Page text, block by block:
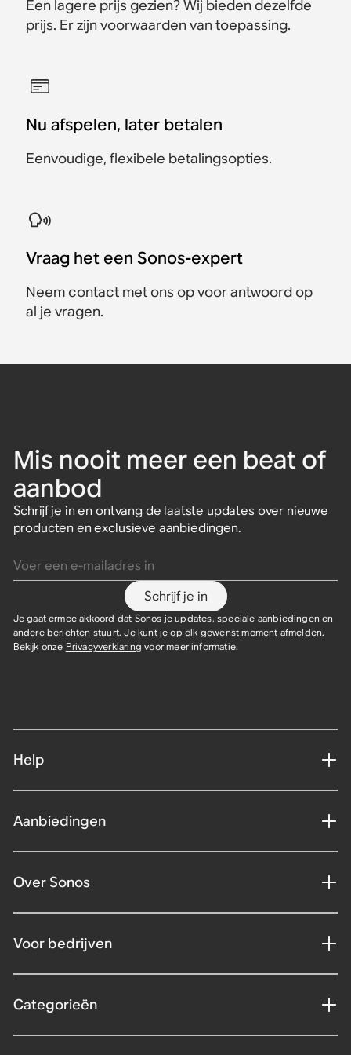
Een lagere prijs gezien? Wij bieden dezelfde
prijs. Er zijn voorwaarden van toepassing.
Nu afspelen, later betalen
Eenvoudige, flexibele betalingsopties.
Vraag het een Sonos-expert
Neem contact met ons opvoor antwoord op
al je vragen.
Mis nooit meer een beat of
aanbod
Schrijf je in en ontvang de laatste updates over nieuwe
producten en exclusieve aanbiedingen.
Schrijf je in
Je gaat ermee akkoord dat Sonos je updates, speciale aanbiedingen en
andere berichten stuurt. Je kunt je op elk gewenst moment afmelden.
Bekijk onze Privacyverklaring voor meer informatie.
Help
Aanbiedingen
Over Sonos
Voor bedrijven
Categorieën